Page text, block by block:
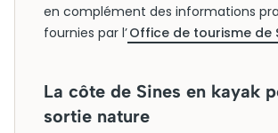
en complément des informations
fournies par l’Office de tourisme de
La côte de Sines en kayak
sortie nature